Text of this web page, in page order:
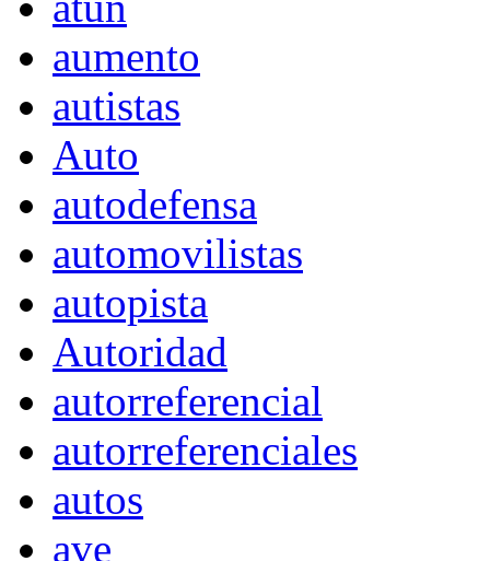
aumento
autistas
Auto
autodefensa
automovilistas
autopista
Autoridad
autorreferencial
autorreferenciales
autos
ave